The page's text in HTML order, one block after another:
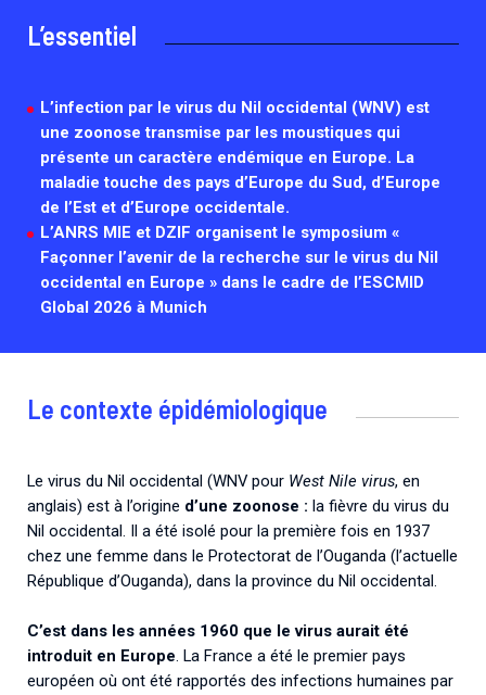
Cellules Émergence
L’essentiel
L’infection par le virus du Nil occidental (WNV) est
une zoonose transmise par les moustiques qui
présente un caractère endémique en Europe. La
maladie touche des pays d’Europe du Sud, d’Europe
de l’Est et d’Europe occidentale.
L’ANRS MIE et DZIF organisent le symposium «
Façonner l’avenir de la recherche sur le virus du Nil
occidental en Europe » dans le cadre de l’ESCMID
Global 2026 à Munich
Le contexte épidémiologique
Le virus du Nil occidental (WNV pour West Nile virus, en
anglais) est à l’origine d’une zoonose : la fièvre du virus du
Nil occidental. Il a été isolé pour la première fois en 1937
chez une femme dans le Protectorat de l’Ouganda (l’actuelle
République d’Ouganda), dans la province du Nil occidental.
C’est dans les années 1960 que le virus aurait été
introduit en Europe. La France a été le premier pays
européen où ont été rapportés des infections humaines par